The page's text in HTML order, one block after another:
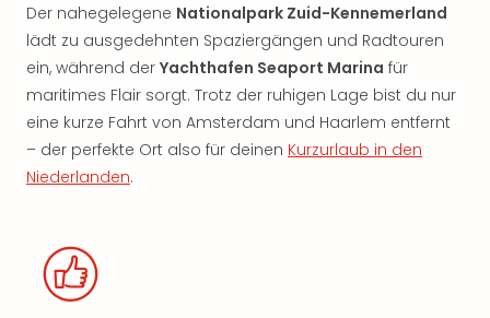
Der nahegelegene Nationalpark Zuid-Kennemerland
lädt zu ausgedehnten Spaziergängen und Radtouren
ein, während der Yachthafen Seaport Marina für
maritimes Flair sorgt. Trotz der ruhigen Lage bist du nur
eine kurze Fahrt von Amsterdam und Haarlem entfernt
– der perfekte Ort also für deinen Kurzurlaub in den
Niederlanden.